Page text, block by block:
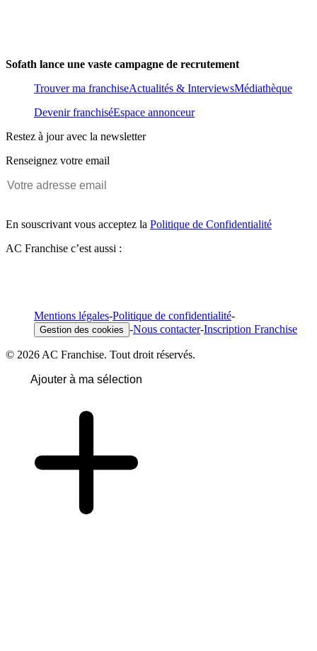
Sofath lance une vaste campagne de recrutement
Trouver ma franchiseActualités & InterviewsMédiathèque
Devenir franchiséEspace annonceur
Restez à jour avec la newsletter
Renseignez votre email
En souscrivant vous acceptez la Politique de Confidentialité
AC Franchise c’est aussi :
Mentions légales-Politique de confidentialité-
Gestion des cookies -Nous contacter-Inscription Franchise
© 2026 AC Franchise. Tout droit réservés.
Ajouter à ma sélection